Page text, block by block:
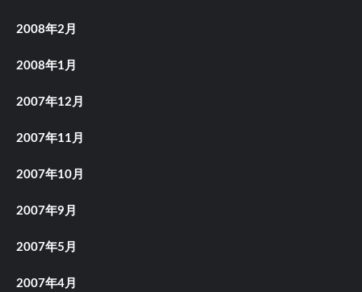
2008年2月
2008年1月
2007年12月
2007年11月
2007年10月
2007年9月
2007年5月
2007年4月